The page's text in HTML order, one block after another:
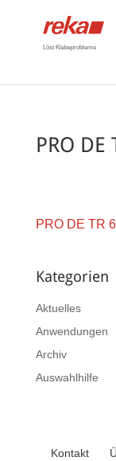
Löst Klebeprobleme
PRO DE
PRO DE TR
Kategorien
Aktuelles
Anwendungen
Archiv
Auswahlhilfe
Kontakt